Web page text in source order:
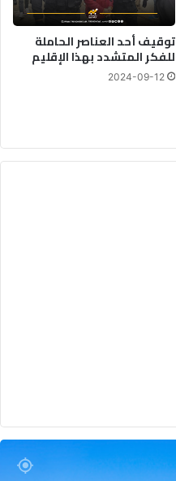
توقيف أحد العناصر الحاملة
للفكر المتشدد بهذا الإقليم
2024-09-12